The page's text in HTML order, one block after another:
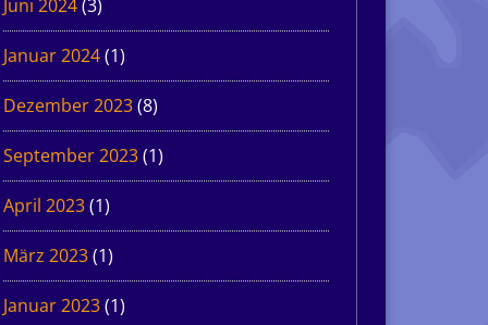
Juni 2024(3)
Januar 2024(1)
Dezember 2023(8)
September 2023(1)
April 2023(1)
März 2023(1)
Januar 2023(1)